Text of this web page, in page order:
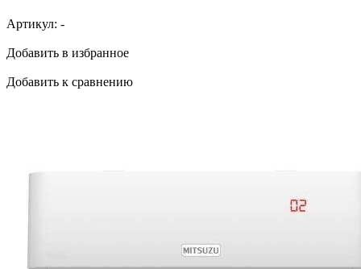
Артикул: -
Добавить в избранное
Добавить к сравнению